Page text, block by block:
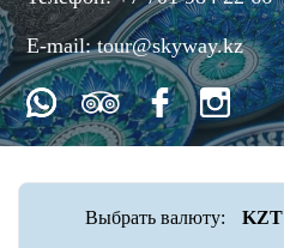
E-mail:tour@skyway.kz
Выбрать валюту: KZT